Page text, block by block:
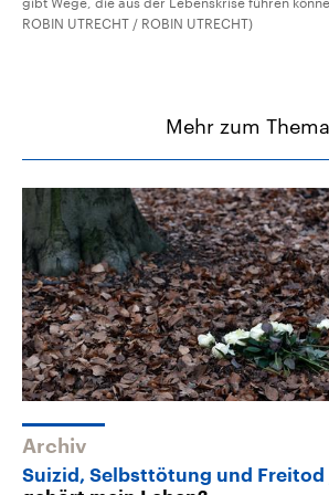
ROBIN UTRECHT / ROBIN UTRECHT)
Mehr zum Thema
Archiv
Suizid, Selbsttötung und Freitod